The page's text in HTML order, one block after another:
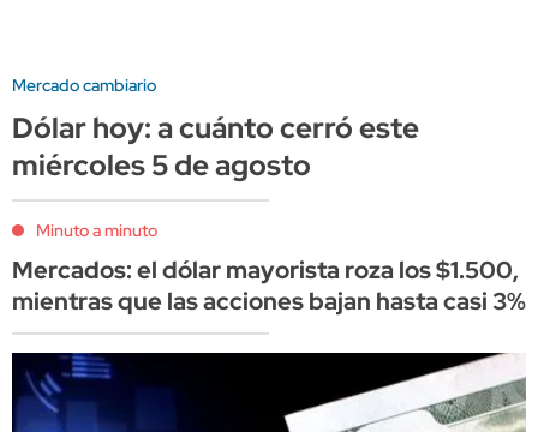
Mercado cambiario
Dólar hoy: a cuánto cerró este
miércoles 5 de agosto
Minuto a minuto
Mercados: el dólar mayorista roza los $1.500,
mientras que las acciones bajan hasta casi 3%